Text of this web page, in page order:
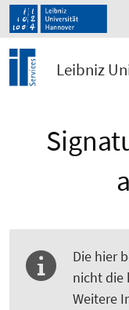
Leibniz
Die hier
nicht die
Weitere